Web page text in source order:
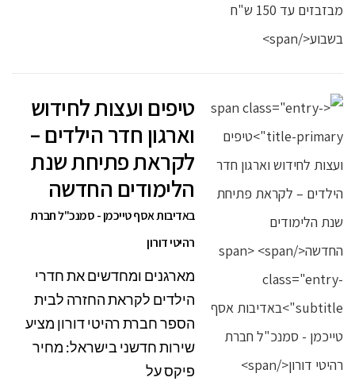
טיפים ועצות לחידוש
וארגון חדר הילדים –
לקראת פתיחת שנת
הלימודים החדשה
באדיבות אסף טייכמן - סמנכ"ל חברת
רהיטי דורון
מארגנים ומחדשים את חדרי
הילדים לקראת החזרה לבית
הספר חברת רהיטי דורון מציע
שירות חדשני בישראל: מחיר
פיקס על